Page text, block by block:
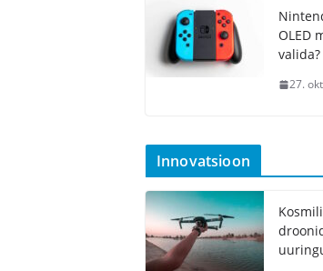
OLED
valida?
27.
Innovatsioon